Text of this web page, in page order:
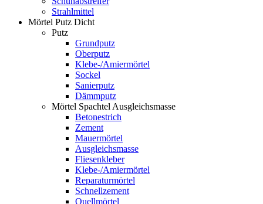
Strahlmittel
Mörtel Putz Dicht
Putz
Grundputz
Oberputz
Klebe-/Amiermörtel
Sockel
Sanierputz
Dämmputz
Mörtel Spachtel Ausgleichsmasse
Betonestrich
Zement
Mauermörtel
Ausgleichsmasse
Fliesenkleber
Klebe-/Amiermörtel
Reparaturmörtel
Schnellzement
Quellmörtel